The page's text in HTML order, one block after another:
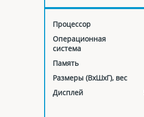
Процессор
Операционная
система
Память
Размеры (ВxШxГ), вес
Дисплей